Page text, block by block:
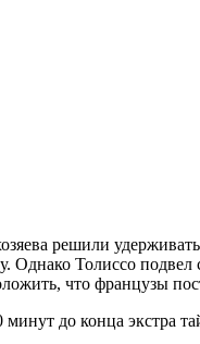
решили
Толиссо
что французы
до конца экстра